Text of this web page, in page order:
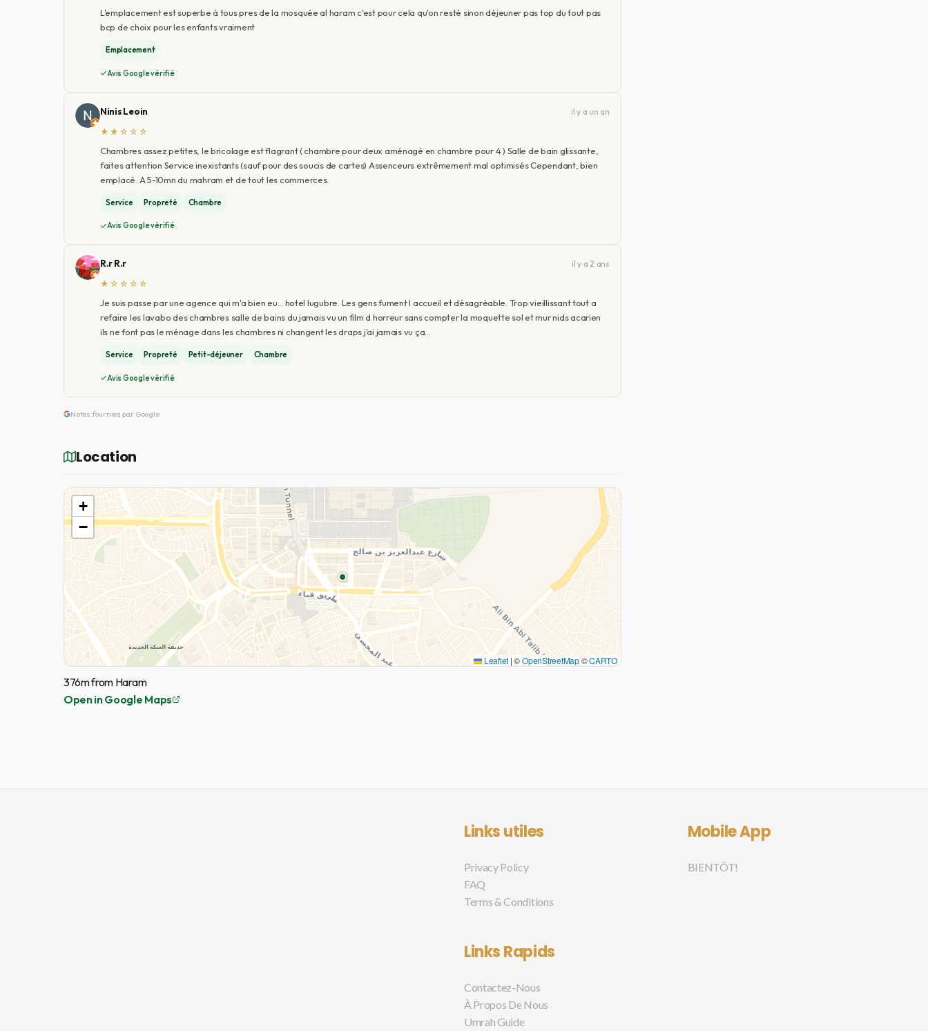
L'emplacement est superbe à tous pres de la mosquée al haram c'est pour cela qu'on restè sinon déjeuner pas top du tout pas
bcp de choix pour les enfants vraiment
Emplacement
Avis Google vérifié
Ninis Leoin
il y a un an
★★☆☆☆
Chambres assez petites, le bricolage est flagrant ( chambre pour deux aménagé en chambre pour 4 ) Salle de bain glissante,
faites attention Service inexistants (sauf pour des soucis de cartes) Assenceurs extrêmement mal optimisés Cependant, bien
emplacé. A 5-10mn du mahram et de tout les commerces.
Service Propreté Chambre
Avis Google vérifié
R.r R.r
il y a 2 ans
★☆☆☆☆
Je suis passe par une agence qui m'a bien eu... hotel lugubre. Les gens fument l accueil et désagréable. Trop vieillissant tout a
refaire les lavabo des chambres salle de bains du jamais vu un film d horreur sans compter la moquette sol et mur nids acarien
ils ne font pas le ménage dans les chambres ni changent les draps j'ai jamais vu ça…
Service Propreté Petit-déjeuner Chambre
Avis Google vérifié
Notes fournies par Google
Location
+
−
Leaflet |©OpenStreetMap©CARTO
376m from Haram
Open in Google Maps
Links utiles
Privacy Policy
FAQ
Terms & Conditions
Links Rapids
Contactez-Nous
À Propos De Nous
Umrah Guide
Mobile App
BIENTÔT!